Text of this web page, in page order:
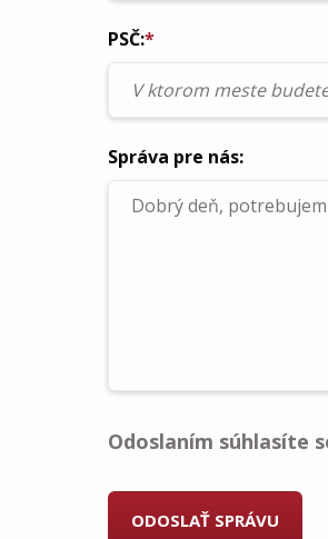
PSČ:*
Správa pre nás:
Odoslaním súhlasíte